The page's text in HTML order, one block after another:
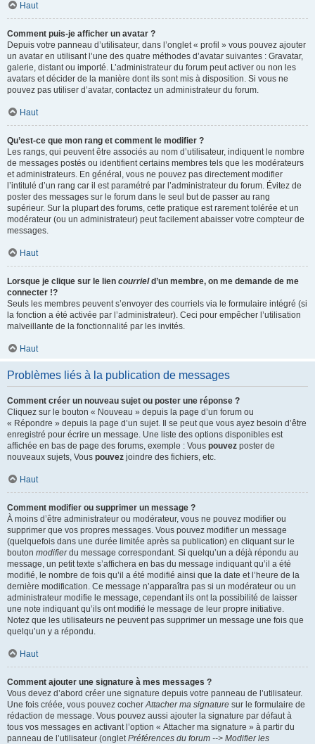
Haut
Comment puis-je afficher un avatar ?
Depuis votre panneau d’utilisateur, dans l’onglet « profil » vous pouvez ajouter
un avatar en utilisant l’une des quatre méthodes d’avatar suivantes : Gravatar,
galerie, distant ou importé. L’administrateur du forum peut activer ou non les
avatars et décider de la manière dont ils sont mis à disposition. Si vous ne
pouvez pas utiliser d’avatar, contactez un administrateur du forum.
Haut
Qu’est-ce que mon rang et comment le modifier ?
Les rangs, qui peuvent être associés au nom d’utilisateur, indiquent le nombre
de messages postés ou identifient certains membres tels que les modérateurs
et administrateurs. En général, vous ne pouvez pas directement modifier
l’intitulé d’un rang car il est paramétré par l’administrateur du forum. Évitez de
poster des messages sur le forum dans le seul but de passer au rang
supérieur. Sur la plupart des forums, cette pratique est rarement tolérée et un
modérateur (ou un administrateur) peut facilement abaisser votre compteur de
messages.
Haut
Lorsque je clique sur le lien courrield’un membre, on me demande de me
connecter !?
Seuls les membres peuvent s’envoyer des courriels via le formulaire intégré (si
la fonction a été activée par l’administrateur). Ceci pour empêcher l’utilisation
malveillante de la fonctionnalité par les invités.
Haut
Problèmes liés à la publication de messages
Comment créer un nouveau sujet ou poster une réponse ?
Cliquez sur le bouton « Nouveau » depuis la page d’un forum ou
« Répondre » depuis la page d’un sujet. Il se peut que vous ayez besoin d’être
enregistré pour écrire un message. Une liste des options disponibles est
affichée en bas de page des forums, exemple : Vous pouvez poster de
nouveaux sujets, Vous pouvez joindre des fichiers, etc.
Haut
Comment modifier ou supprimer un message ?
À moins d’être administrateur ou modérateur, vous ne pouvez modifier ou
supprimer que vos propres messages. Vous pouvez modifier un message
(quelquefois dans une durée limitée après sa publication) en cliquant sur le
bouton modifierdu message correspondant. Si quelqu’un a déjà répondu au
message, un petit texte s’affichera en bas du message indiquant qu’il a été
modifié, le nombre de fois qu’il a été modifié ainsi que la date et l’heure de la
dernière modification. Ce message n’apparaîtra pas si un modérateur ou un
administrateur modifie le message, cependant ils ont la possibilité de laisser
une note indiquant qu’ils ont modifié le message de leur propre initiative.
Notez que les utilisateurs ne peuvent pas supprimer un message une fois que
quelqu’un y a répondu.
Haut
Comment ajouter une signature à mes messages ?
Vous devez d’abord créer une signature depuis votre panneau de l’utilisateur.
Une fois créée, vous pouvez cocherAttacher ma signature sur le formulaire de
rédaction de message. Vous pouvez aussi ajouter la signature par défaut à
tous vos messages en activant l’option « Attacher ma signature » à partir du
panneau de l’utilisateur (ongletPréférences du forum --> Modifier les